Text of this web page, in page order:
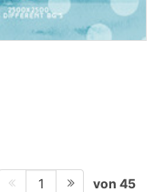
1 von 45